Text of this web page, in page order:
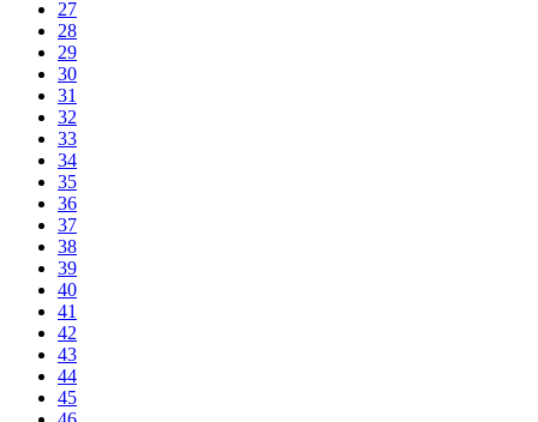
27
28
29
30
31
32
33
34
35
36
37
38
39
40
41
42
43
44
45